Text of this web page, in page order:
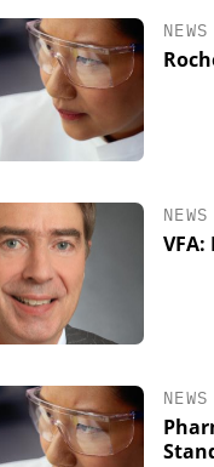
NEWS
NEWS
NEWS
SAS INSTITUTE
Visualisierung von
wissenschaftliche